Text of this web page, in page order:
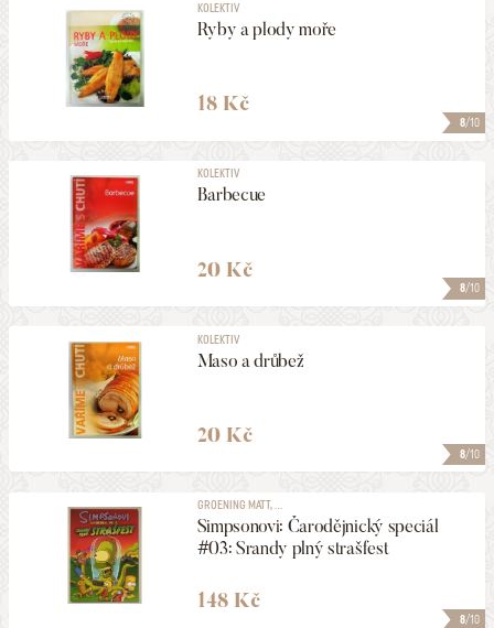
8/10
KOLEKTIV
Ryby a plody moře
18 Kč
8/10
KOLEKTIV
Barbecue
20 Kč
8/10
KOLEKTIV
Maso a drůbež
20 Kč
8/10
GROENING MATT, ...
Simpsonovi: Čarodějnický speciál
#03: Srandy plný strašfest
148 Kč